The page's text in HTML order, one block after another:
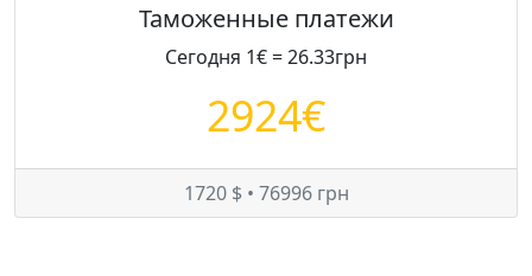
Таможенные платежи
Сегодня 1€ = 26.33грн
2924€
1720 $ • 76996 грн